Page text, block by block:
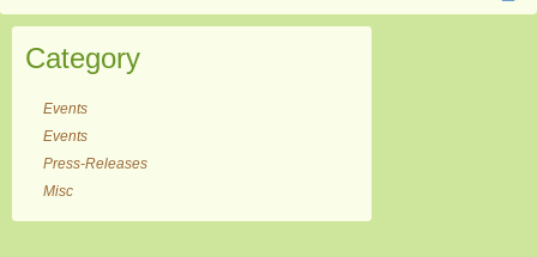
Category
Events
Events
Press-Releases
Misc